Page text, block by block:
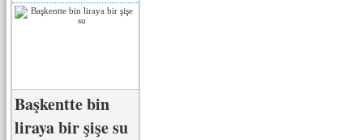
Başkentte bin
liraya bir şişe su